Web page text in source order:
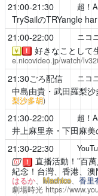
21:00-21:30 超！
TrySailのTRYangle
21:00-22:00 ニコ
￥ ！ 好きなことして
e.nicovideo.jp/watch/
21:30ごろ配信 ニコ
中島由貴・武田羅梨
梨沙多胡)
21:30-22:00 超！
井上麻里奈・下田麻美
21:30-22:30
！
直播活動！”百
紀念！台灣、香港、
はるか、 Machico、 香里
劇場時光 https://